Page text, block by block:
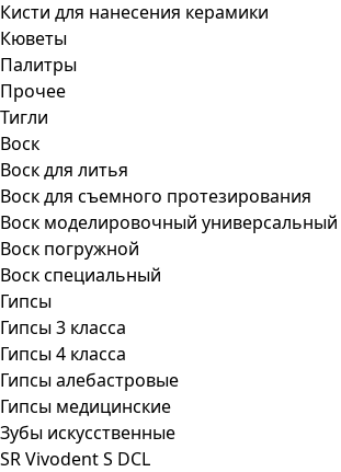
Кисти для нанесения керамики
Кюветы
Палитры
Прочее
Тигли
Воск
Воск для литья
Воск для съемного протезирования
Воск моделировочный универсальный
Воск погружной
Воск специальный
Гипсы
Гипсы 3 класса
Гипсы 4 класса
Гипсы алебастровые
Гипсы медицинские
Зубы искусственные
SR Vivodent S DCL